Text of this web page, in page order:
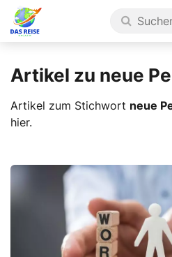
Artikel zu neue
Artikel zum Stichwort neue
hier.